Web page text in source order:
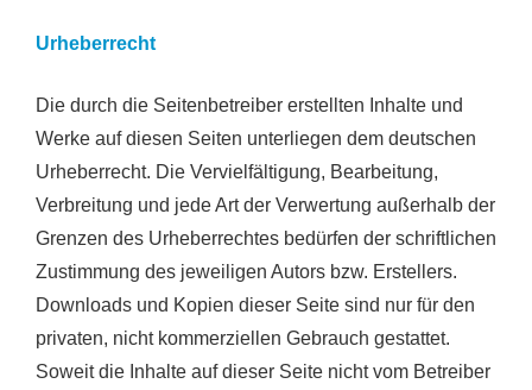
Urheberrecht
Die durch die Seitenbetreiber erstellten Inhalte und
Werke auf diesen Seiten unterliegen dem deutschen
Urheberrecht. Die Vervielfältigung, Bearbeitung,
Verbreitung und jede Art der Verwertung außerhalb der
Grenzen des Urheberrechtes bedürfen der schriftlichen
Zustimmung des jeweiligen Autors bzw. Erstellers.
Downloads und Kopien dieser Seite sind nur für den
privaten, nicht kommerziellen Gebrauch gestattet.
Soweit die Inhalte auf dieser Seite nicht vom Betreiber